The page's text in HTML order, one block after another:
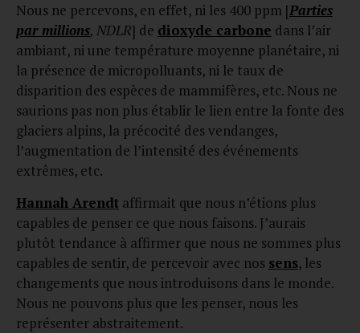
Nous ne percevons, en effet, ni les 400 ppm [Parties
par millions, NDLR] de dioxyde carbone dans l’air
ambiant, ni une température moyenne planétaire, ni
la présence de micropolluants, ni le taux de
disparition des espèces de mammifères, etc. Nous ne
saurions pas non plus établir le lien entre la fonte des
glaciers alpins, la précocité des vendanges,
l’augmentation de l’intensité des événements
extrêmes, etc.
Hannah Arendt affirmait que nous n’étions plus
capables de penser ce que nous faisons. J’aurais
plutôt tendance à affirmer que nous ne sommes plus
capables de sentir, de percevoir avec nos sens, les
changements que nous introduisons dans le monde.
Nous ne pouvons plus que les penser, nous les
représenter abstraitement.